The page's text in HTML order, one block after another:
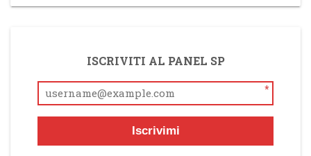
ISCRIVITI AL PANEL SP
*
Iscrivimi